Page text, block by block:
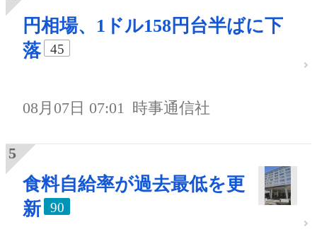
円相場、1ドル158円台半ばに下
落
45
08月07日 07:01 時事通信社
食料自給率が過去最低を更
新
90